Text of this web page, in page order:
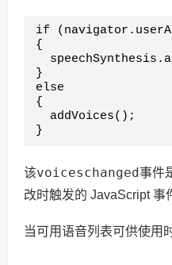
if
{
}
else
{
addVoices();
}
该voiceschanged事件
改时触发的 JavaScript 事
当可用语音列表可供使用